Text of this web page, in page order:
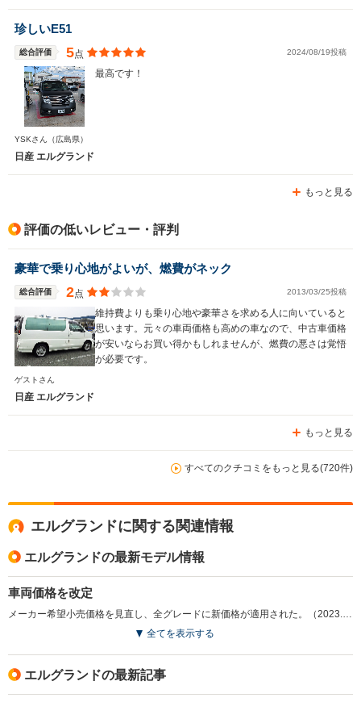
珍しいE51
総合評価 5点 2024/08/19投稿
最高です！
YSKさん （広島県）
日産 エルグランド
もっと見る
評価の低いレビュー・評判
豪華で乗り心地がよいが、燃費がネック
総合評価 2点 2013/03/25投稿
維持費よりも乗り心地や豪華さを求める人に向いていると
思います。元々の車両価格も高めの車なので、中古車価格
が安いならお買い得かもしれませんが、燃費の悪さは覚悟
が必要です。
ゲストさん
日産 エルグランド
もっと見る
すべてのクチコミをもっと見る(720件)
エルグランドに関する関連情報
エルグランドの最新モデル情報
車両価格を改定
メーカー希望小売価格を見直し、全グレードに新価格が適用された。（2023.04）
全てを表示する
エルグランドの最新記事